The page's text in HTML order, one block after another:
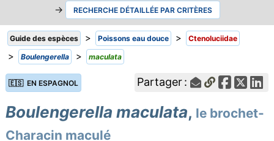
→ RECHERCHE DÉTAILLÉE PAR CRITÈRES
Guide des espèces > Poissons eau douce > Ctenoluciidae
> Boulengerella > maculata
🇪🇸 EN ESPAGNOL Partager :
Boulengerella maculata, le brochet-
Characin maculé